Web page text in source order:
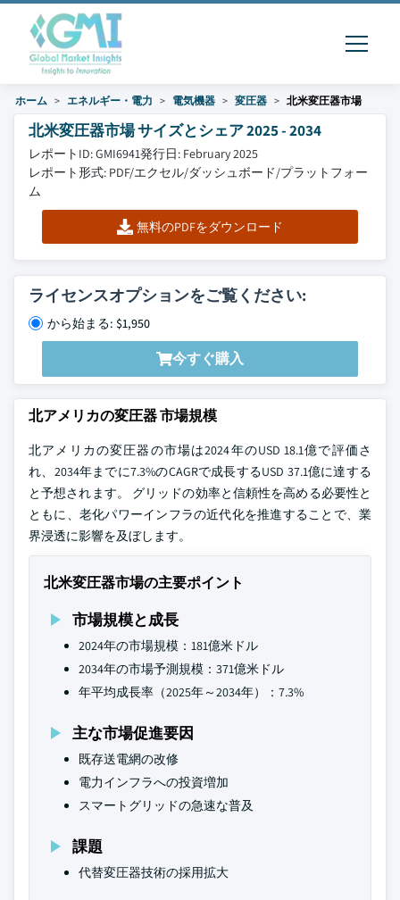
ホーム エネルギー・電力 電気機器 変圧器 北米変圧器市場
北米変圧器市場 サイズとシェア 2025 - 2034
レポートID: GMI6941発行日: February 2025
レポート形式: PDF/エクセル/ダッシュボード/プラットフォー
ム
無料のPDFをダウンロード
ライセンスオプションをご覧ください:
から始まる: $1,950
今すぐ購入
北アメリカの変圧器 市場規模
北アメリカの変圧器の市場は2024年のUSD 18.1億で評価さ
れ、2034年までに7.3%のCAGRで成長するUSD 37.1億に達する
と予想されます。 グリッドの効率と信頼性を高める必要性と
ともに、老化パワーインフラの近代化を推進することで、業
界浸透に影響を及ぼします。
北米変圧器市場の主要ポイント
市場規模と成長
2024年の市場規模：181億米ドル
2034年の市場予測規模：371億米ドル
年平均成長率（2025年～2034年）：7.3%
主な市場促進要因
既存送電網の改修
電力インフラへの投資増加
スマートグリッドの急速な普及
課題
代替変圧器技術の採用拡大